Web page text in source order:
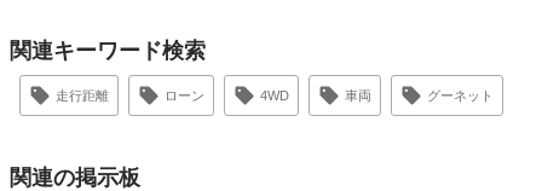
関連キーワード検索
走行距離 ローン 4WD 車両 グーネット
関連の掲示板